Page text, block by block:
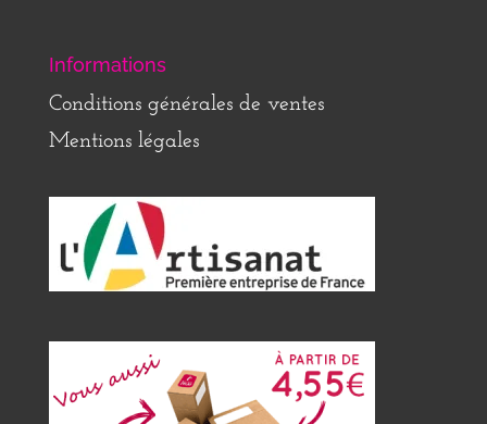
Informations
Conditions générales de ventes
Mentions légales